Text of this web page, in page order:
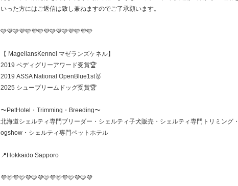
いった方にはご返信は致し兼ねますのでご了承願います。
🩷💜🩷💜🩷💜🩷💜🩷💜🩷💜🩷💜🩷
【 MagellansKennel マゼランズケネル】
2019 ペディグリーアワード受賞🏆
2019 ASSA National OpenBlue1st🥇
2025 シュープリームドッグ受賞🏆
〜PetHotel・Trimming・Breeding〜
北海道シェルティ専門ブリーダー・シェルティ子犬販売・シェルティ専門トリミング
ogshow・シェルティ専門ペットホテル
📍Hokkaido Sapporo
💜🩷💜🩷💜🩷💜🩷💜🩷💜🩷💜🩷💜